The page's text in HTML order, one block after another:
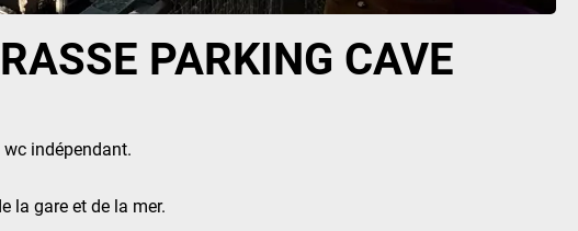
PARKING CAVE
indépendant.
la gare et de la mer.